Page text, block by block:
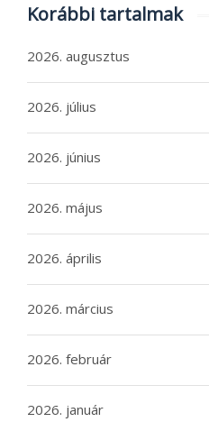
Korábbi tartalmak
2026. augusztus
2026. július
2026. június
2026. május
2026. április
2026. március
2026. február
2026. január